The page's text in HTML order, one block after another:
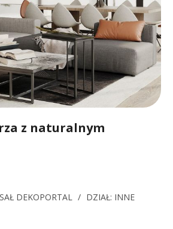
z naturalnym
DEKOPORTAL / DZIAŁ: INNE